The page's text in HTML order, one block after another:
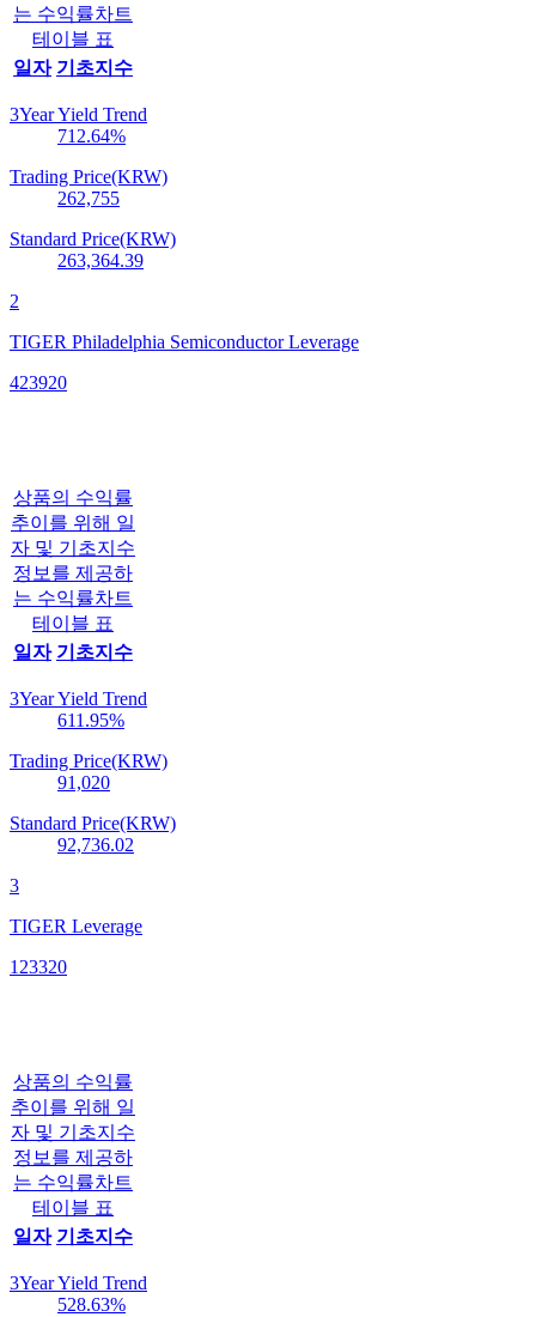
는 수익률차트
테이블 표
일자 기초지수
3Year Yield Trend
712.64%
Trading Price(KRW)
262,755
Standard Price(KRW)
263,364.39
2
TIGER Philadelphia Semiconductor Leverage
423920
상품의 수익률
추이를 위해 일
자 및 기초지수
정보를 제공하
는 수익률차트
테이블 표
일자 기초지수
3Year Yield Trend
611.95%
Trading Price(KRW)
91,020
Standard Price(KRW)
92,736.02
3
TIGER Leverage
123320
상품의 수익률
추이를 위해 일
자 및 기초지수
정보를 제공하
는 수익률차트
테이블 표
일자 기초지수
3Year Yield Trend
528.63%